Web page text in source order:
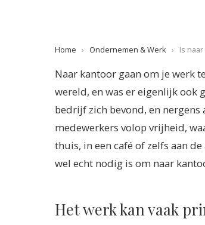
Home › Ondernemen & Werk › Is
Naar kantoor gaan om je werk
wereld, en was er eigenlijk ook
bedrijf zich bevond, en nergens
medewerkers volop vrijheid,
thuis, in een café of zelfs aan
wel echt nodig is om naar
Het werk kan vaak